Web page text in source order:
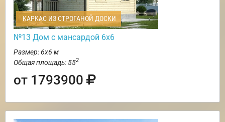
КАРКАС ИЗ СТРОГАНОЙ ДОСКИ
№13 Дом с мансардой 6х6
Размер: 6х6 м
Общая площадь: 552
от 1793900